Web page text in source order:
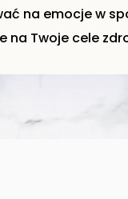
na emocje w
na Twoje cele